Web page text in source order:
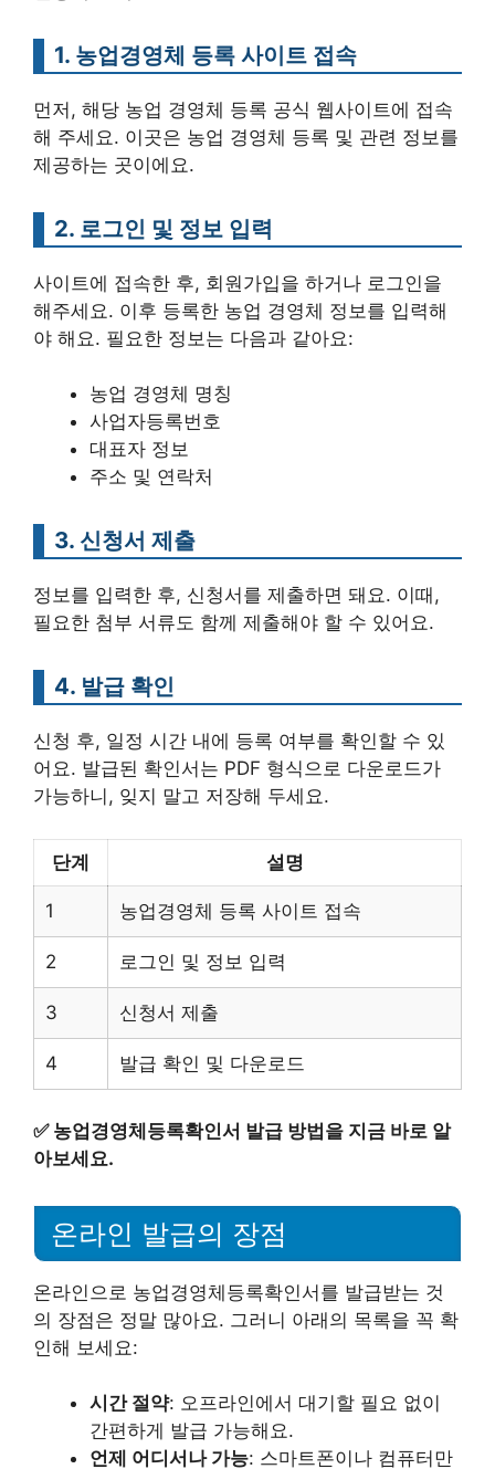
1. 농업경영체 등록 사이트 접속
먼저, 해당 농업 경영체 등록 공식 웹사이트에 접속
해 주세요. 이곳은 농업 경영체 등록 및 관련 정보를
제공하는 곳이에요.
2. 로그인 및 정보 입력
사이트에 접속한 후, 회원가입을 하거나 로그인을
해주세요. 이후 등록한 농업 경영체 정보를 입력해
야 해요. 필요한 정보는 다음과 같아요:
농업 경영체 명칭
사업자등록번호
대표자 정보
주소 및 연락처
3. 신청서 제출
정보를 입력한 후, 신청서를 제출하면 돼요. 이때,
필요한 첨부 서류도 함께 제출해야 할 수 있어요.
4. 발급 확인
신청 후, 일정 시간 내에 등록 여부를 확인할 수 있
어요. 발급된 확인서는 PDF 형식으로 다운로드가
가능하니, 잊지 말고 저장해 두세요.
단계 설명
1 농업경영체 등록 사이트 접속
2 로그인 및 정보 입력
3 신청서 제출
4 발급 확인 및 다운로드
✅ 농업경영체등록확인서 발급 방법을 지금 바로 알
아보세요.
온라인 발급의 장점
온라인으로 농업경영체등록확인서를 발급받는 것
의 장점은 정말 많아요. 그러니 아래의 목록을 꼭 확
인해 보세요:
시간 절약: 오프라인에서 대기할 필요 없이
간편하게 발급 가능해요.
언제 어디서나 가능: 스마트폰이나 컴퓨터만